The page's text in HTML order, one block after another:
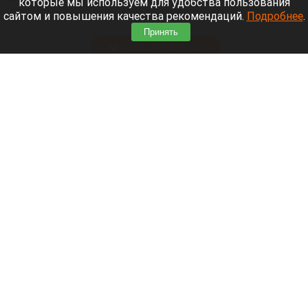
британские санкции не влияют на его
сайтом и повышения качества рекомендаций. Подробнее.
Принять